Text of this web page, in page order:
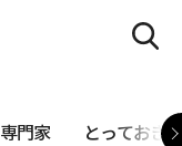
専門家 とっておき